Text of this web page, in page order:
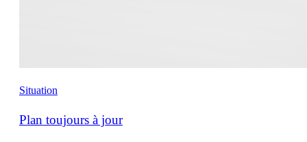
Situation
Plan toujours à jour